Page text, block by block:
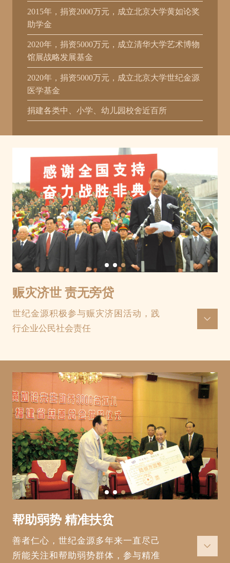
2015年，捐资2000万元，成立北京大学黄如论奖
助学金
2020年，捐资5000万元，成立清华大学艺术博物
馆展战略发展基金
2020年，捐资5000万元，成立北京大学世纪金源
医学基金
捐建各类中、小学、幼儿园校舍近百所
赈灾济世 责无旁贷
世纪金源积极参与赈灾济困活动，践
行企业公民社会责任

帮助弱势 精准扶贫
善者仁心，世纪金源多年来一直尽己
所能关注和帮助弱势群体，参与精准
